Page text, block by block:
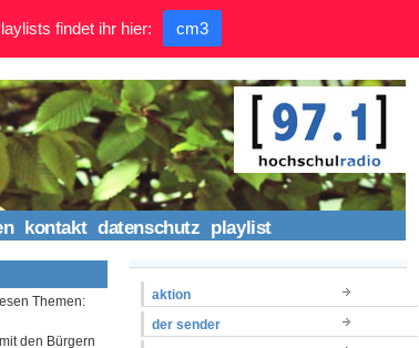
kontakt datenschutz playlist
Themen:
den Bürgern
aktion
der sender
findet ihr hier: cm3